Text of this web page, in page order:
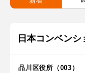
日本コンベン
品川区役所（003）